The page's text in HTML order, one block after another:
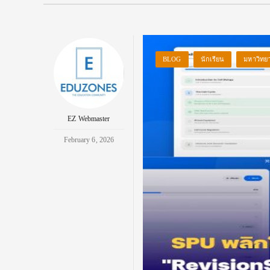
EZ Webmaster
February 6, 2026
BLOG นักเรียน มหาวิทย